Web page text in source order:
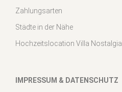
Zahlungsarten
Städte in der Nähe
Hochzeitslocation Villa Nostalgia
IMPRESSUM & DATENSCHUTZ